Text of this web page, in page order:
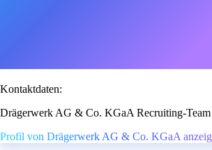
Kontaktdaten:
Drägerwerk AG & Co. KGaA Recruiting-Team
Profil von Drägerwerk AG & Co. KGaA